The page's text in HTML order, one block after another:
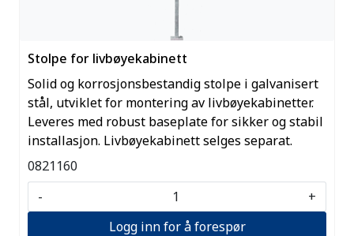
Stolpe for livbøyekabinett
Solid og korrosjonsbestandig stolpe i galvanisert
stål, utviklet for montering av livbøyekabinetter.
Leveres med robust baseplate for sikker og stabil
installasjon. Livbøyekabinett selges separat.
0821160
-
+
Logg inn for å forespør